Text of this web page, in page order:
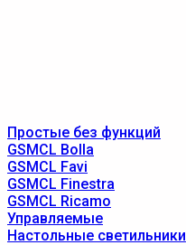
Простые без функций
GSMCL Bolla
GSMCL Favi
GSMCL Finestra
GSMCL Ricamo
Управляемые
Настольные светильники